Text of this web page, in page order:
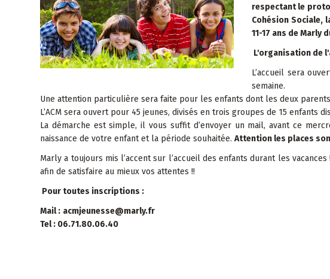
respectant le
Cohésion Sociale,
11-17 ans de Marly
L'organisation de
L’accueil sera
semaine.
Une attention particulière sera faite pour les enfants dont les deux
L’ACM sera ouvert pour 45 jeunes, divisés en trois groupes de 15 enfants
La démarche est simple, il vous suffit d’envoyer un mail, avant ce
naissance de votre enfant et la période souhaitée. Attention les places
Marly a toujours mis l’accent sur l’accueil des enfants durant les
afin de satisfaire au mieux vos attentes !!
Pour toutes inscriptions :
Mail : acmjeunesse@marly.fr
Tel : 06.71.80.06.40